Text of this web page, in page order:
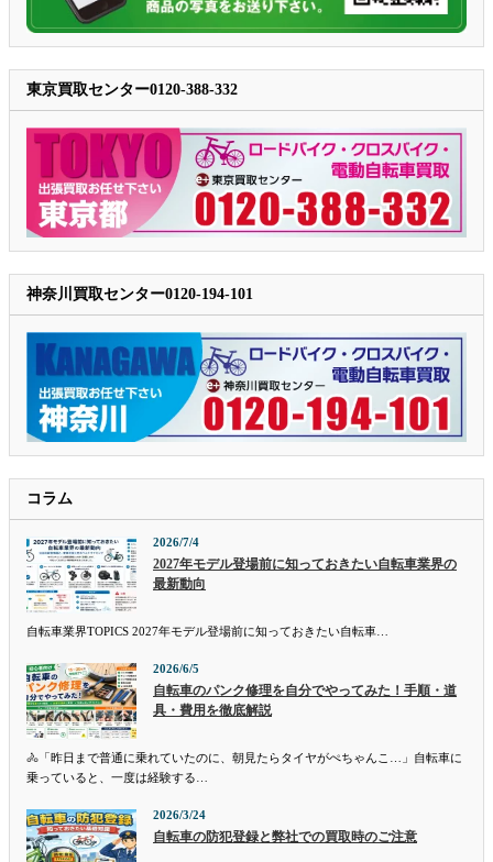
東京買取センター0120-388-332
神奈川買取センター0120-194-101
コラム
2026/7/4
2027年モデル登場前に知っておきたい自転車業界の
最新動向
自転車業界TOPICS 2027年モデル登場前に知っておきたい自転車…
2026/6/5
自転車のパンク修理を自分でやってみた！手順・道
具・費用を徹底解説
🚴「昨日まで普通に乗れていたのに、朝見たらタイヤがぺちゃんこ…」自転車に
乗っていると、一度は経験する…
2026/3/24
自転車の防犯登録と弊社での買取時のご注意